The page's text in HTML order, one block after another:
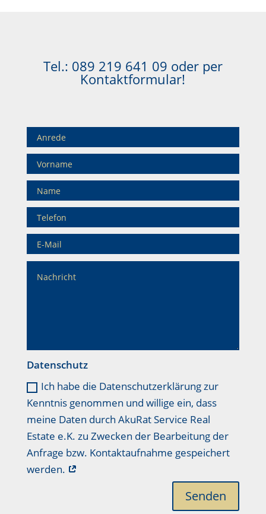
Tel.: 089 219 641 09 oder per
Kontaktformular!
Datenschutz
Ich habe die Datenschutzerklärung zur
Kenntnis genommen und willige ein, dass
meine Daten durch AkuRat Service Real
Estate e.K. zu Zwecken der Bearbeitung der
Anfrage bzw. Kontaktaufnahme gespeichert
werden.
Senden